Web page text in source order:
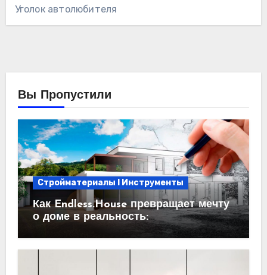
Уголок автолюбителя
Вы Пропустили
Стройматериалы l Инструменты
Как Endless.House превращает мечту
о доме в реальность:
проектирование под ключ